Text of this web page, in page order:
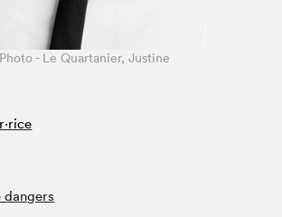
- Le Quartanier, Justine